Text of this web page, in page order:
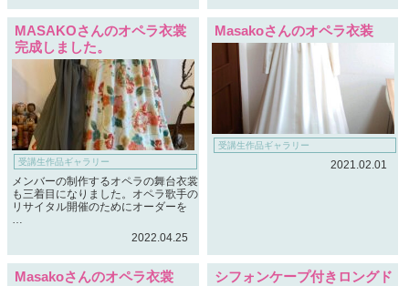
MASAKOさんのオペラ衣裳
完成しました。
受講生作品ギャラリー
メンバーの制作するオペラの舞台衣裳
も三着目になりました。オペラ歌手の
リサイタル開催のためにオーダーを
…
2022.04.25
Masakoさんのオペラ衣装
受講生作品ギャラリー
2021.02.01
Masakoさんのオペラ衣裳
シフォンケープ付きロングド